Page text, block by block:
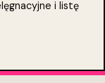
i listę